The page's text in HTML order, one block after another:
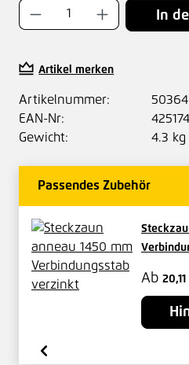
Produkt Anzahl: In
Artikel merken
Artikelnummer:
50364
EAN-Nr:
Gewicht:
4.3
Passendes Zubehör
Ab